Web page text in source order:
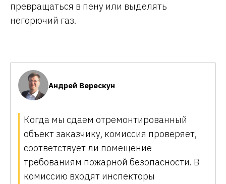
превращаться в пену или выделять
негорючий газ.
Андрей Верескун
Когда мы сдаем отремонтированный
объект заказчику, комиссия проверяет,
соответствует ли помещение
требованиям пожарной безопасности. В
комиссию входят инспекторы